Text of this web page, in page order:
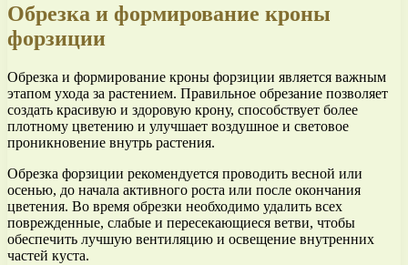
Обрезка и формирование кроны
форзиции
Обрезка и формирование кроны форзиции является важным
этапом ухода за растением. Правильное обрезание позволяет
создать красивую и здоровую крону, способствует более
плотному цветению и улучшает воздушное и световое
проникновение внутрь растения.
Обрезка форзиции рекомендуется проводить весной или
осенью, до начала активного роста или после окончания
цветения. Во время обрезки необходимо удалить всех
поврежденные, слабые и пересекающиеся ветви, чтобы
обеспечить лучшую вентиляцию и освещение внутренних
частей куста.